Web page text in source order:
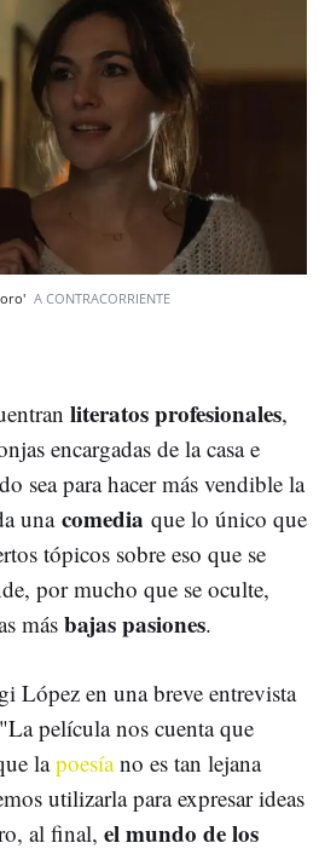
A CONTRACORRIENTE
literatos profesionales,
encargadas de la casa e
sea para hacer más vendible la
unacomedia que lo único que
tópicos sobre eso que se
por mucho que se oculte,
más bajas pasiones.
López en una breve entrevista
película nos cuenta que
lapoesíano es tan lejana
utilizarla para expresar ideas
al final, el mundo de los